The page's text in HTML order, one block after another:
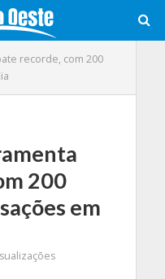
recorde, com 200
200
em